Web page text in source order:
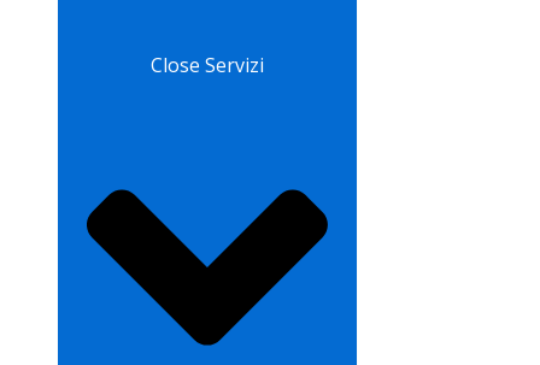
Close Servizi